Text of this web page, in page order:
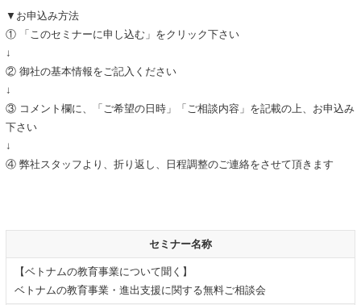
▼お申込み方法
① 「このセミナーに申し込む」をクリック下さい
↓
② 御社の基本情報をご記入ください
↓
③ コメント欄に、「ご希望の日時」「ご相談内容」を記載の上、お申込み
下さい
↓
④ 弊社スタッフより、折り返し、日程調整のご連絡をさせて頂きます
セミナー名称
【ベトナムの教育事業について聞く】
ベトナムの教育事業・進出支援に関する無料ご相談会